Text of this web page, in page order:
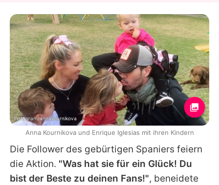
Die Follower des gebürtigen Spaniers feiern
die Aktion. "Was hat sie für ein Glück! Du
bist der Beste zu deinen Fans!", beneidete
Instagram/annakournikova
Anna Kournikova und Enrique Iglesias mit ihren Kindern